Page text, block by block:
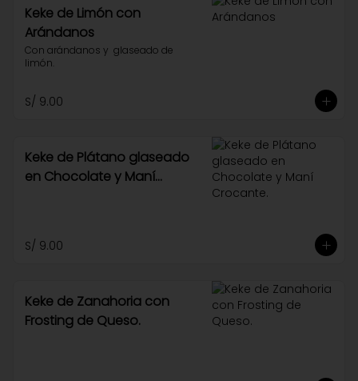
Keke de Limón con
Arándanos
Con arándanos y  glaseado de
limón.
S/ 9.00
Keke de Plátano glaseado
en Chocolate y Maní
S/ 9.00
Keke de Zanahoria con
Frosting de Queso.